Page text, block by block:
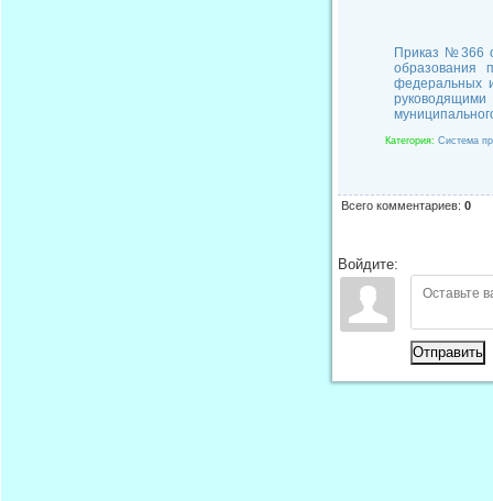
Приказ №366
образования
федеральных
Категория: Система
Всего комментариев: 0
Войдите:
Отправить